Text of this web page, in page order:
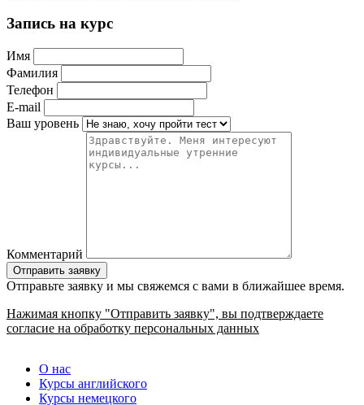
Запись на курс
Имя
Фамилия
Телефон
E-mail
Ваш уровень
Комментарий
Отправьте заявку и мы свяжемся с вами в ближайшее время.
Нажимая кнопку "Отправить заявку", вы подтверждаете
согласие на обработку персональных данных
О нас
Курсы английского
Курсы немецкого